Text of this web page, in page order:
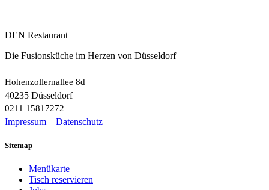
DEN Restaurant
Die Fusionsküche im Herzen von Düsseldorf
Hohenzollernallee 8d
40235 Düsseldorf
0211 15817272
Impressum – Datenschutz
Sitemap
Menükarte
Tisch reservieren